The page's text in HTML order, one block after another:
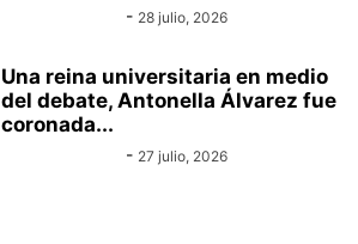
- 28 julio, 2026
Una reina universitaria en medio
del debate, Antonella Álvarez fue
coronada...
- 27 julio, 2026